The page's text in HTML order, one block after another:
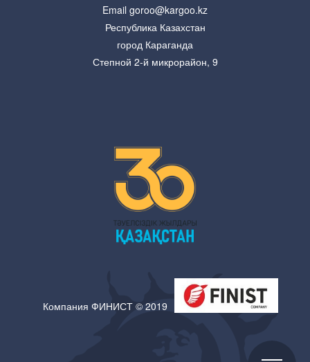
Email goroo@kargoo.kz
Республика Казахстан
город Караганда
Степной 2-й микрорайон, 9
Компания ФИНИСТ © 2019